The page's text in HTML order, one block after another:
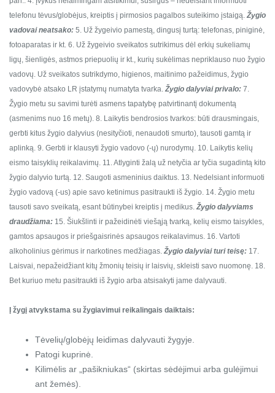
telefonu tėvus/globėjus, kreiptis į pirmosios pagalbos suteikimo įstaigą. Žygio
vadovai neatsako: 5. Už žygeivio pamestą, dingusį turtą: telefonas, piniginė,
fotoaparatas ir kt. 6. Už žygeivio sveikatos sutrikimus dėl erkių sukeliamų
ligų, šienligės, astmos priepuolių ir kt., kurių sukėlimas nepriklauso nuo žygio
vadovų. Už sveikatos sutrikdymo, higienos, maitinimo pažeidimus, žygio
vadovybė atsako LR įstatymų numatyta tvarka. Žygio dalyviai privalo: 7.
Žygio metu su savimi turėti asmens tapatybę patvirtinantį dokumentą
(asmenims nuo 16 metų). 8. Laikytis bendrosios tvarkos: būti drausmingais,
gerbti kitus žygio dalyvius (nesityčioti, nenaudoti smurto), tausoti gamtą ir
aplinką. 9. Gerbti ir klausyti žygio vadovo (-ų) nurodymų. 10. Laikytis kelių
eismo taisyklių reikalavimų. 11. Atlyginti žalą už netyčia ar tyčia sugadintą kito
žygio dalyvio turtą. 12. Saugoti asmeninius daiktus. 13. Nedelsiant informuoti
žygio vadovą (-us) apie savo ketinimus pasitraukti iš žygio. 14. Žygio metu
tausoti savo sveikatą, esant būtinybei kreiptis į medikus. Žygio dalyviams
draudžiama: 15. Šiukšlinti ir pažeidinėti viešąją tvarką, kelių eismo taisykles,
gamtos apsaugos ir priešgaisrinės apsaugos reikalavimus. 16. Vartoti
alkoholinius gėrimus ir narkotines medžiagas. Žygio dalyviai turi teisę: 17.
Laisvai, nepažeidžiant kitų žmonių teisių ir laisvių, skleisti savo nuomonę. 18.
Bet kuriuo metu pasitraukti iš žygio arba atsisakyti jame dalyvauti.
Į žygį atvykstama su žygiavimui reikalingais daiktais:
Tėvelių/globėjų leidimas dalyvauti žygyje.
Patogi kuprinė.
Kilimėlis ar „pašikniukas“ (skirtas sėdėjimui arba gulėjimui
ant žemės).